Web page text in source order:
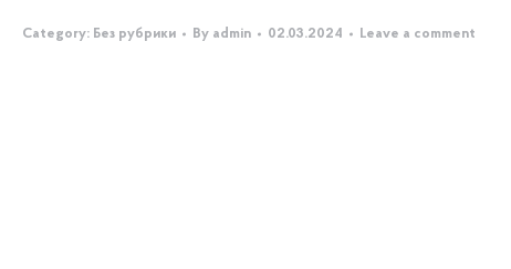
Category: Без рубрики By admin 02.03.2024 Leave a comment